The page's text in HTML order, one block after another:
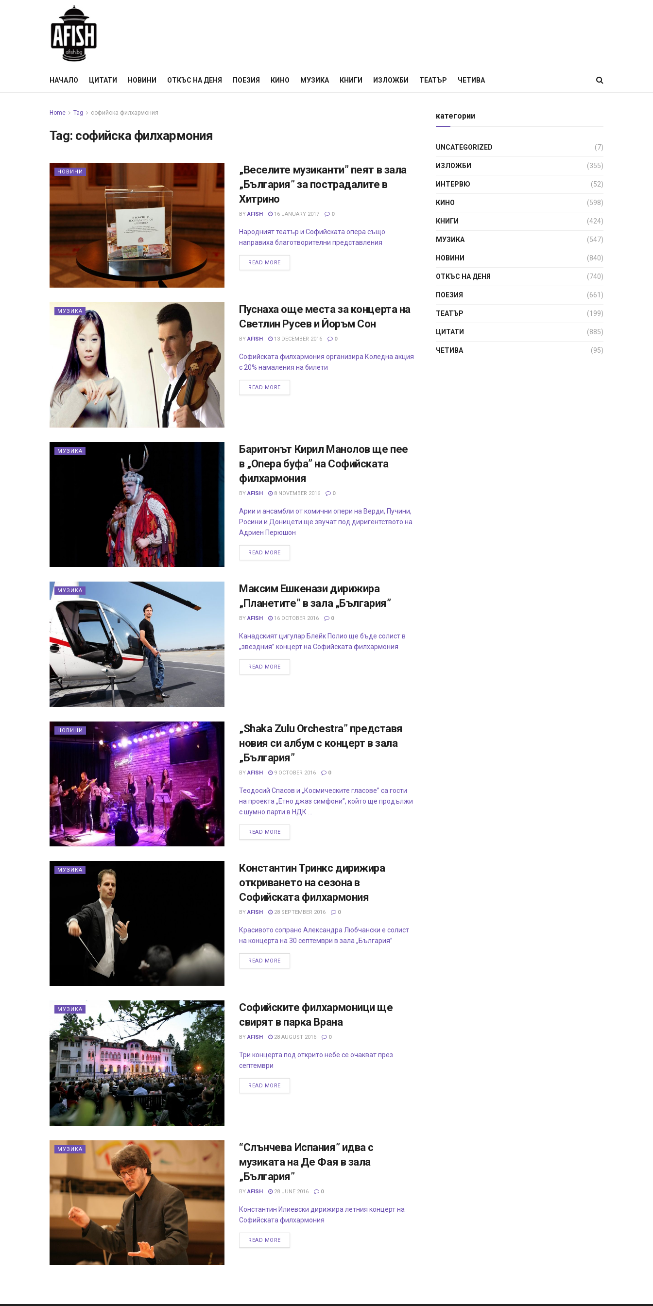
НАЧАЛО ЦИТАТИ НОВИНИ ОТКЪС НА ДЕНЯ ПОЕЗИЯ КИНО МУЗИКА КНИГИ ИЗЛОЖБИ ТЕАТЪР ЧЕТИВА
Home Tag софийска филхармония
Tag: софийска филхармония
НОВИНИ
„Веселите музиканти” пеят в зала
„България” за пострадалите в
Хитрино
BY AFISH 16 JANUARY 2017 0
Народният театър и Софийската опера също
направиха благотворителни представления
READ MORE
МУЗИКА
Пуснаха още места за концерта на
Светлин Русев и Йоръм Сон
BY AFISH 13 DECEMBER 2016 0
Софийската филхармония организира Коледна акция
с 20% намаления на билети
READ MORE
МУЗИКА
Баритонът Кирил Манолов ще пее
в „Опера буфа” на Софийската
филхармония
BY AFISH 8 NOVEMBER 2016 0
Арии и ансамбли от комични опери на Верди, Пучини,
Росини и Доницети ще звучат под диригентството на
Адриен Перюшон
READ MORE
МУЗИКА
Максим Ешкенази дирижира
„Планетите” в зала „България”
BY AFISH 16 OCTOBER 2016 0
Канадският цигулар Блейк Полио ще бъде солист в
„звездния” концерт на Софийската филхармония
READ MORE
НОВИНИ
„Shaka Zulu Orchestra” представя
новия си албум с концерт в зала
„България”
BY AFISH 9 OCTOBER 2016 0
Теодосий Спасов и „Космическите гласове” са гости
на проекта „Етно джаз симфони”, който ще продължи
с шумно парти в НДК ...
READ MORE
МУЗИКА
Константин Тринкс дирижира
откриването на сезона в
Софийската филхармония
BY AFISH 28 SEPTEMBER 2016 0
Красивото сопрано Александра Любчански е солист
на концерта на 30 септември в зала „България”
READ MORE
МУЗИКА
Софийските филхармоници ще
свирят в парка Врана
BY AFISH 28 AUGUST 2016 0
Три концерта под открито небе се очакват през
септември
READ MORE
МУЗИКА
“Слънчева Испания” идва с
музиката на Де Фая в зала
„България”
BY AFISH 28 JUNE 2016 0
Константин Илиевски дирижира летния концерт на
Софийската филхармония
READ MORE
категории
UNCATEGORIZED (7)
ИЗЛОЖБИ (355)
ИНТЕРВЮ (52)
КИНО (598)
КНИГИ (424)
МУЗИКА (547)
НОВИНИ (840)
ОТКЪС НА ДЕНЯ (740)
ПОЕЗИЯ (661)
ТЕАТЪР (199)
ЦИТАТИ (885)
ЧЕТИВА (95)